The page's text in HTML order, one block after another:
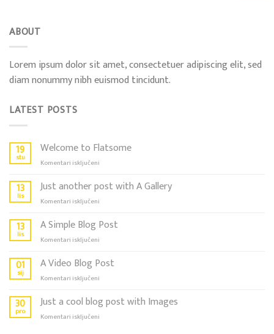
ABOUT
Lorem ipsum dolor sit amet, consectetuer adipiscing elit, sed
diam nonummy nibh euismod tincidunt.
LATEST POSTS
19
stu
Welcome to Flatsome
Komentari isključeni
to
Flatsome
13
lis
Just another post with A Gallery
Komentari isključeni
another
post
Gallery
13
lis
A Simple Blog Post
Komentari isključeni
Simple
Blog
01
sij
A Video Blog Post
Komentari isključeni
Video
Blog
30
pro
Just a cool blog post with Images
Komentari isključeni